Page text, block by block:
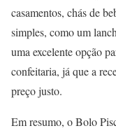
casamentos, chás de
simples, como um
uma excelente opção
confeitaria, já que a
preço justo.
Em resumo, o Bolo